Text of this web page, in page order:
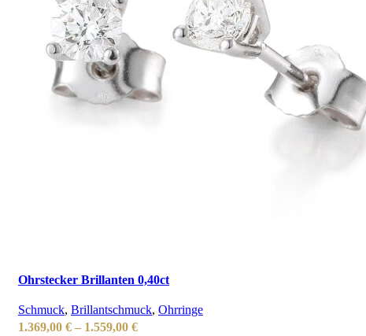
Ohrstecker Brillanten 0,40ct
Schmuck, Brillantschmuck, Ohrringe
1.369,00 € – 1.559,00 €Preisspanne: